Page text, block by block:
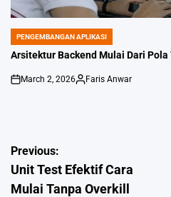
POSTED
IN
PENGEMBANGAN APLIKASI
Arsitektur Backend Mulai Dari Pola
on
March 2, 2026
Posted
Faris Anwar
Post
navigation
Previous:
Unit Test Efektif Cara
Mulai Tanpa Overkill